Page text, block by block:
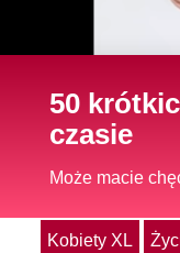
50
czasie
Może macie
Kobiety XL